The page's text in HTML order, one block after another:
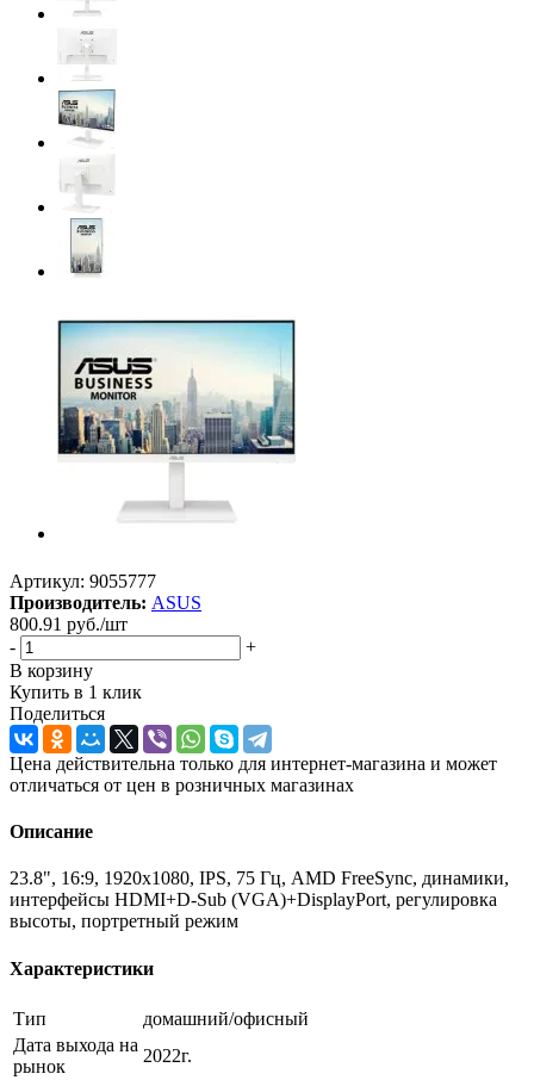
Артикул: 9055777
Производитель: ASUS
800.91 руб./шт
-
+
В корзину
Купить в 1 клик
Поделиться
Цена действительна только для интернет-магазина и может
отличаться от цен в розничных магазинах
Описание
23.8", 16:9, 1920x1080, IPS, 75 Гц, AMD FreeSync, динамики,
интерфейсы HDMI+D-Sub (VGA)+DisplayPort, регулировка
высоты, портретный режим
Характеристики
Тип
домашний/офисный
Дата выхода на
рынок
2022г.